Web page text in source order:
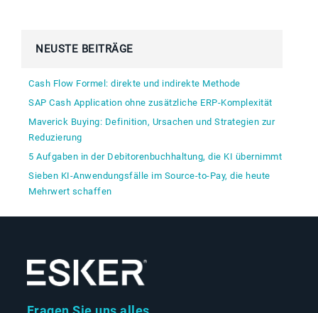
NEUSTE BEITRÄGE
Cash Flow Formel: direkte und indirekte Methode
SAP Cash Application ohne zusätzliche ERP-Komplexität
Maverick Buying: Definition, Ursachen und Strategien zur
Reduzierung
5 Aufgaben in der Debitorenbuchhaltung, die KI übernimmt
Sieben KI-Anwendungsfälle im Source-to-Pay, die heute
Mehrwert schaffen